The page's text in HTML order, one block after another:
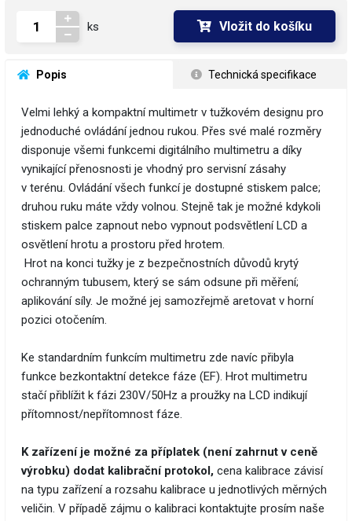
ks Vložit do košíku
Popis Technická specifikace
Velmi lehký a kompaktní multimetr v tužkovém designu pro
jednoduché ovládání jednou rukou. Přes své malé rozměry
disponuje všemi funkcemi digitálního multimetru a díky
vynikající přenosnosti je vhodný pro servisní zásahy
v terénu. Ovládání všech funkcí je dostupné stiskem palce;
druhou ruku máte vždy volnou. Stejně tak je možné kdykoli
stiskem palce zapnout nebo vypnout podsvětlení LCD a
osvětlení hrotu a prostoru před hrotem.
Hrot na konci tužky je z bezpečnostních důvodů krytý
ochranným tubusem, který se sám odsune při měření;
aplikování síly. Je možné jej samozřejmě aretovat v horní
pozici otočením.
Ke standardním funkcím multimetru zde navíc přibyla
funkce bezkontaktní detekce fáze (EF). Hrot multimetru
stačí přiblížit k fázi 230V/50Hz a proužky na LCD indikují
přítomnost/nepřítomnost fáze.
K zařízení je možné za příplatek (není zahrnut v ceně
výrobku) dodat kalibrační protokol, cena kalibrace závisí
na typu zařízení a rozsahu kalibrace u jednotlivých měrných
veličin. V případě zájmu o kalibraci kontaktujte prosím naše